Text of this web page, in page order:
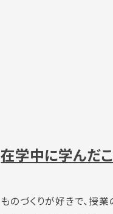
在学中に学んだ
ものづくりが好きで、授